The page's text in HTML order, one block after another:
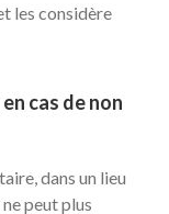
les considère
cas de non
dans un lieu
peut plus